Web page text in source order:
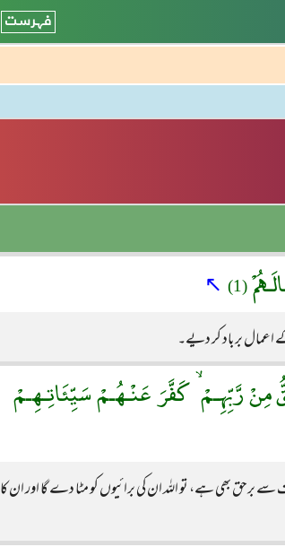
(1)
↖
اعمال برباد کر دیے۔
رَّبِّهِـمْ ۙ كَفَّرَ عَنْـهُـمْ سَيِّئَاتِـهِـمْ
سے برحق بھی ہے، تو اللہ ان کی برائیوں کو مٹا دے گا اور ان کا